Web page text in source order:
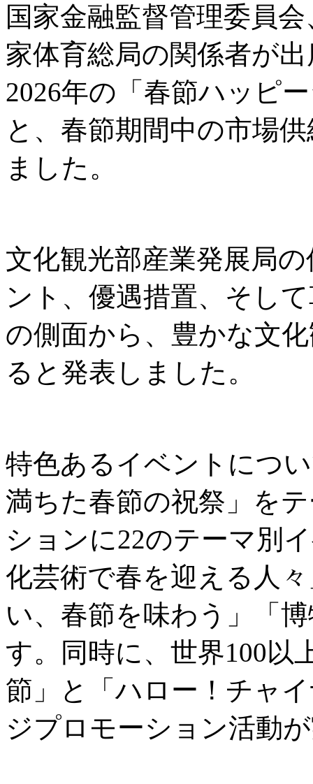
国家金融監督管理委員
家体育総局の関係者が
2026年の「春節ハッピ
と、春節期間中の市場
ました。
文化観光部産業発展局
ント、優遇措置、そし
の側面から、豊かな文
ると発表しました。
特色あるイベントにつ
満ちた春節の祝祭」を
ションに22のテーマ別
化芸術で春を迎える人
い、春節を味わう」「
す。同時に、世界100以
節」と「ハロー！チャ
ジプロモーション活動